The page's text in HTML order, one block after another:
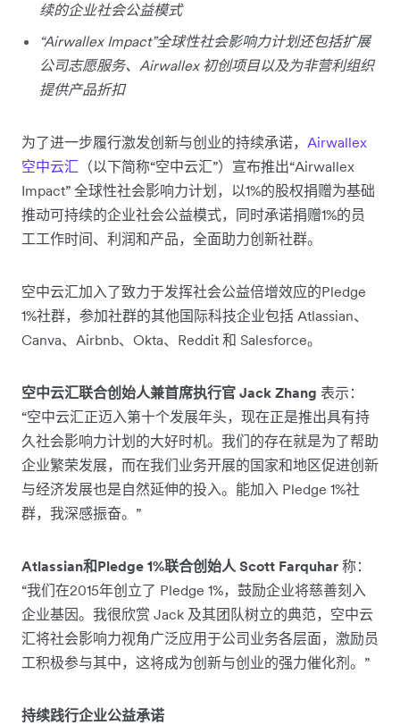
续的企业社会公益模式
“Airwallex Impact”全球性社会影响力计划还包括扩展
公司志愿服务、Airwallex 初创项目以及为非营利组织
提供产品折扣
为了进一步履行激发创新与创业的持续承诺， Airwallex
空中云汇 （以下简称“空中云汇”）宣布推出“Airwallex
Impact” 全球性社会影响力计划，以1%的股权捐赠为基础
推动可持续的企业社会公益模式，同时承诺捐赠1%的员
工工作时间、利润和产品，全面助力创新社群。
空中云汇加入了致力于发挥社会公益倍增效应的Pledge
1%社群，参加社群的其他国际科技企业包括 Atlassian、
Canva、Airbnb、Okta、Reddit 和 Salesforce。
空中云汇联合创始人兼首席执行官 Jack Zhang 表示：
“空中云汇正迈入第十个发展年头，现在正是推出具有持
久社会影响力计划的大好时机。我们的存在就是为了帮助
企业繁荣发展，而在我们业务开展的国家和地区促进创新
与经济发展也是自然延伸的投入。能加入 Pledge 1%社
群，我深感振奋。”
Atlassian和Pledge 1%联合创始人 Scott Farquhar 称：
“我们在2015年创立了 Pledge 1%，鼓励企业将慈善刻入
企业基因。我很欣赏 Jack 及其团队树立的典范，空中云
汇将社会影响力视角广泛应用于公司业务各层面，激励员
工积极参与其中，这将成为创新与创业的强力催化剂。”
持续践行企业公益承诺